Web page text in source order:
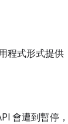
式形式提供
會遭到暫停